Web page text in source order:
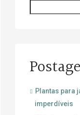
Plantas para
imperdíveis